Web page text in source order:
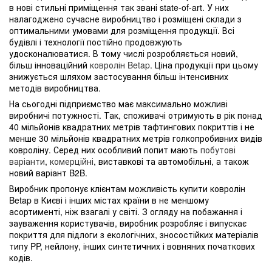
в нові стильні приміщення так звані state-of-art. У них
налагоджено сучасне виробництво і розміщені склади з
оптимальними умовами для розміщення продукції. Всі
будівлі і технології постійно продовжують
удосконалюватися. В тому числі розробляється новий,
більш інноваційний ковролін Betap. Ціна продукції при цьому
знижується шляхом застосування більш інтенсивних
методів виробництва.
На сьогодні підприємство має максимально можливі
виробничі потужності. Так, споживачі отримують в рік понад
40 мільйонів квадратних метрів тафтингових покриттів і не
менше 30 мільйонів квадратних метрів голкопробивних видів
ковроліну. Серед них особливий попит мають побутові
варіанти, комерційні, виставкові та автомобільні, а також
новий варіант B2B.
Виробник пропонує клієнтам можливість купити ковролін
Betap в Києві і інших містах країни в не меншому
асортименті, ніж взагалі у світі. З огляду на побажання і
зауваження користувачів, виробник розробляє і випускає
покриття для підлоги з екологічних, зносостійких матеріалів
типу PP, нейлону, інших синтетичних і вовняних початкових
кодів.